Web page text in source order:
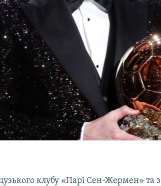
клубу «Парі Сен-Жермен» та